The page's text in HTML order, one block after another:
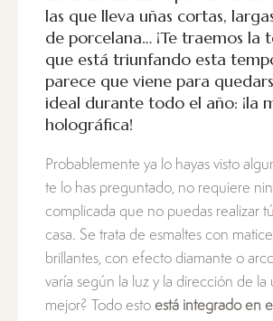
las que lleva uñas cortas,
de porcelana… ¡Te traemos la
que está triunfando esta
parece que viene para
ideal durante todo el año: ¡la
holográfica!
Probablemente ya lo hayas visto
te lo has preguntado, no requiere
complicada que no puedas realizar
casa. Se trata de esmaltes con
brillantes, con efecto diamante o
varía según la luz y la dirección de la
mejor? Todo esto está integrado en